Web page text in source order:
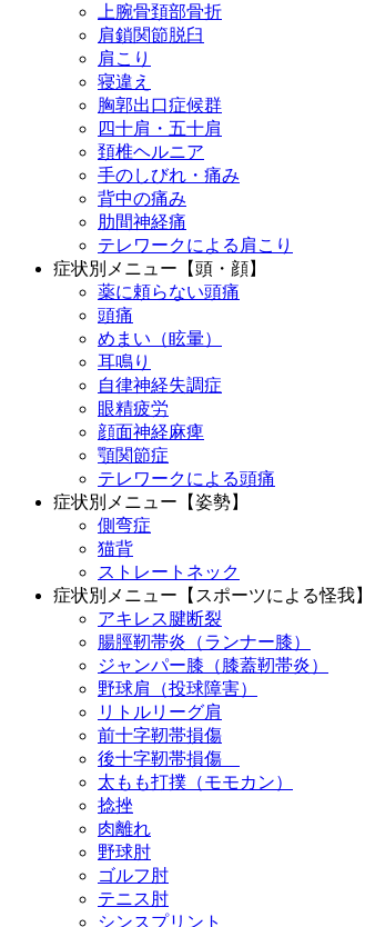
上腕骨頚部骨折
肩鎖関節脱臼
肩こり
寝違え
胸郭出口症候群
四十肩・五十肩
頚椎ヘルニア
手のしびれ・痛み
背中の痛み
肋間神経痛
テレワークによる肩こり
症状別メニュー【頭・顔】
薬に頼らない頭痛
頭痛
めまい（眩暈）
耳鳴り
自律神経失調症
眼精疲労
顔面神経麻痺
顎関節症
テレワークによる頭痛
症状別メニュー【姿勢】
側弯症
猫背
ストレートネック
症状別メニュー【スポーツによる怪我】
アキレス腱断裂
腸脛靭帯炎（ランナー膝）
ジャンパー膝（膝蓋靭帯炎）
野球肩（投球障害）
リトルリーグ肩
前十字靭帯損傷
後十字靭帯損傷
太もも打撲（モモカン）
捻挫
肉離れ
野球肘
ゴルフ肘
テニス肘
シンスプリント